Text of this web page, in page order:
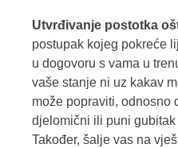
Utvrđivanje postotka
postupak kojeg pokreće
u dogovoru s vama u
vaše stanje ni uz kakav
može popraviti, odnosno
djelomični ili puni
Također, šalje vas na